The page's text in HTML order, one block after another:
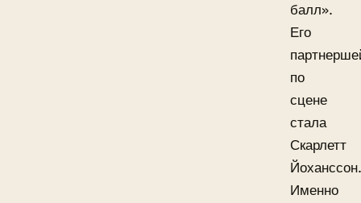
балл».
Его
по
сцене
стала
Скарлетт
Йоханссон.
Именно